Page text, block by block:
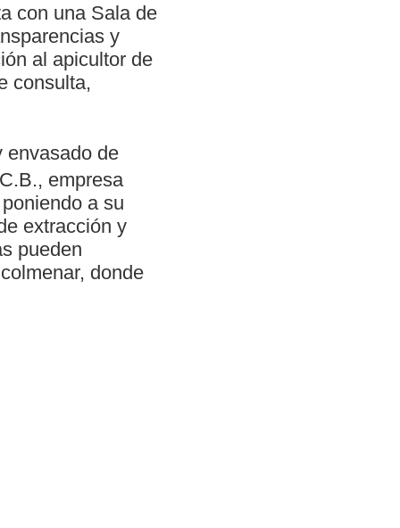
con una Sala de
y
al apicultor de
consulta,
envasado de
empresa
a su
extracción y
pueden
donde